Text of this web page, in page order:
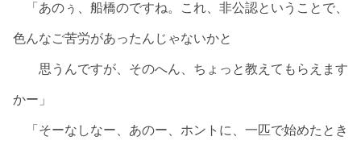
「あのぅ、船橋のですね。これ、非公認ということで、
色んなご苦労があったんじゃないかと
思うんですが、そのへん、ちょっと教えてもらえます
かー」
「そーなしなー、あのー、ホントに、一匹で始めたとき